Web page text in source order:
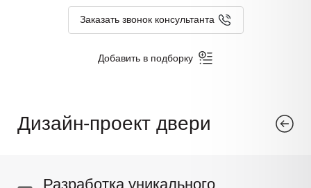
Заказать звонок консультанта
Дизайн-проект двери
Разработка уникального